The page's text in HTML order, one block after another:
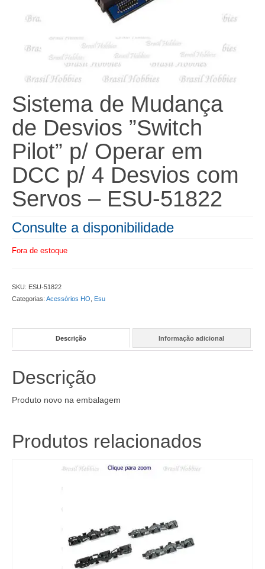
Sistema de Mudança
de Desvios ”Switch
Pilot” p/ Operar em
DCC p/ 4 Desvios com
Servos – ESU-51822
Consulte a disponibilidade
Fora de estoque
SKU: ESU-51822
Categorias: Acessórios HO Esu
Descrição Informação adicional
Descrição
Produto novo na embalagem
Produtos relacionados